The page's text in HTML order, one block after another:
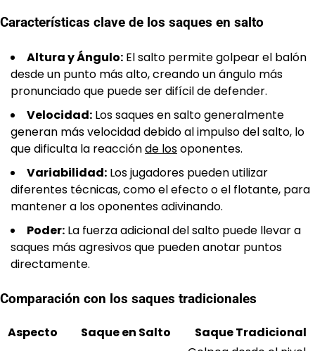
Características clave de los saques en salto
Altura y Ángulo: El salto permite golpear el balón
desde un punto más alto, creando un ángulo más
pronunciado que puede ser difícil de defender.
Velocidad: Los saques en salto generalmente
generan más velocidad debido al impulso del salto, lo
que dificulta la reacciónde losoponentes.
Variabilidad: Los jugadores pueden utilizar
diferentes técnicas, como el efecto o el flotante, para
mantener a los oponentes adivinando.
Poder: La fuerza adicional del salto puede llevar a
saques más agresivos que pueden anotar puntos
directamente.
Comparación con los saques tradicionales
Aspecto Saque en Salto
Saque Tradicional